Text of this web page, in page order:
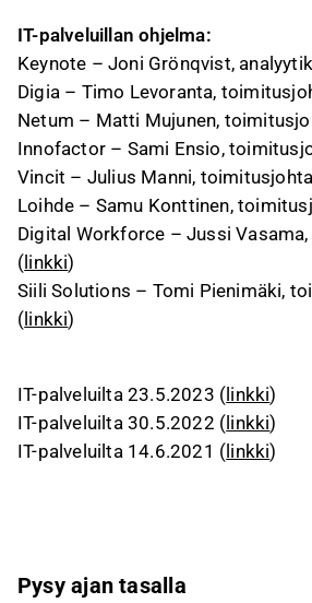
IT-palveluillan ohjelma:
Keynote – Joni Grönqvist,
Digia – Timo Levoranta,
Netum – Matti Mujunen,
Innofactor – Sami Ensio,
Vincit – Julius Manni,
Loihde – Samu Konttinen,
Digital Workforce – Jussi
( linkki)
Siili Solutions – Tomi Pienimäki,
( linkki)
IT-palveluilta 23.5.2023 ( linkki)
IT-palveluilta 30.5.2022 ( linkki)
IT-palveluilta 14.6.2021 ( linkki)
Pysy ajan tasalla